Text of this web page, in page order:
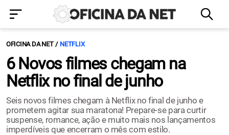
OFICINA DA NET NETFLIX
6 Novos filmes chegam na
Netflix no final de junho
Seis novos filmes chegam à Netflix no final de junho e
prometem agitar sua maratona! Prepare-se para curtir
suspense, romance, ação e muito mais nos lançamentos
imperdíveis que encerram o mês com estilo.